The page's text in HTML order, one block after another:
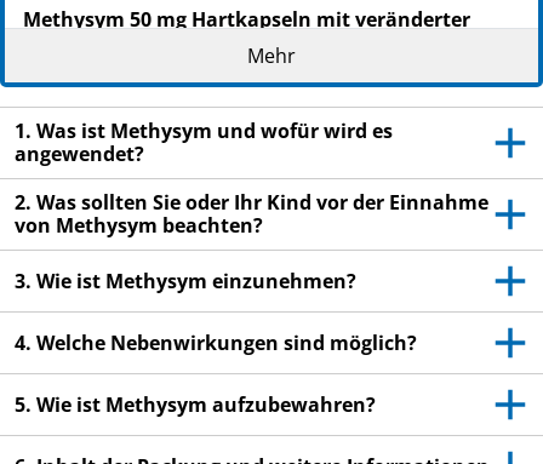
Methysym 50 mg Hartkapseln mit veränderter
Methysym 60 mg Hartkapseln mit veränderter
Wirkstofffreisetzung
Zur Anwendung bei Kindern ab 6 Jahren und
Jugendlichen unter 18 Jahren
Wirkstoff: Methylphenidathydrochlorid
Lesen Sie die gesamte Packungsbeilage sorgfältig
durch, bevor Sie oder Ihr Kind mit der Einnahme
dieses Arzneimittels beginnen, denn sie enthält
wichtige Informationen.
möchten Sie diese später nochmals lesen.
Wenn Sie weitere Fragen haben, wenden Sie sich
Mehr
1. Was ist Methysym und wofür wird es
angewendet?
2. Was sollten Sie oder Ihr Kind vor der Einnahme
von Methysym beachten?
3. Wie ist Methysym einzunehmen?
4. Welche Nebenwirkungen sind möglich?
5. Wie ist Methysym aufzubewahren?